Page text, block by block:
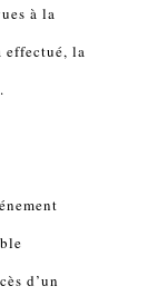
à la
effectué, la
d’un